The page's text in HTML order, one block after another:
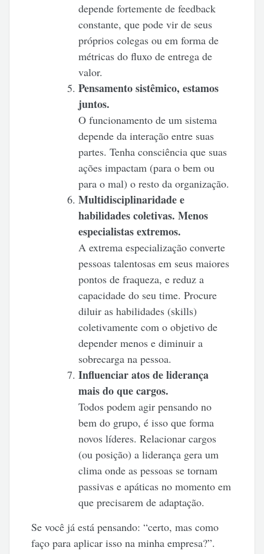
depende fortemente de feedback
constante, que pode vir de seus
próprios colegas ou em forma de
métricas do fluxo de entrega de
valor.
Pensamento sistêmico, estamos
juntos.
O funcionamento de um sistema
depende da interação entre suas
partes. Tenha consciência que suas
ações impactam (para o bem ou
para o mal) o resto da organização.
Multidisciplinaridade e
habilidades coletivas. Menos
especialistas extremos.
A extrema especialização converte
pessoas talentosas em seus maiores
pontos de fraqueza, e reduz a
capacidade do seu time. Procure
diluir as habilidades (skills)
coletivamente com o objetivo de
depender menos e diminuir a
sobrecarga na pessoa.
Influenciar atos de liderança
mais do que cargos.
Todos podem agir pensando no
bem do grupo, é isso que forma
novos líderes. Relacionar cargos
(ou posição) a liderança gera um
clima onde as pessoas se tornam
passivas e apáticas no momento em
que precisarem de adaptação.
Se você já está pensando: “certo, mas como
faço para aplicar isso na minha empresa?”.